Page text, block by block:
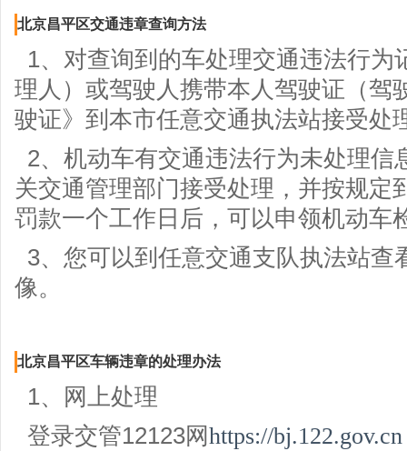
北京昌平区交通违章查询方法
1、对查询到的车处理交通违法行为
理人）或驾驶人携带本人驾驶证（驾
驶证》到本市任意交通执法站接受处
2、机动车有交通违法行为未处理信
关交通管理部门接受处理，并按规定
罚款一个工作日后，可以申领机动车
3、您可以到任意交通支队执法站查
像。
北京昌平区车辆违章的处理办法
1、网上处理
登录交管12123网https://bj.122.gov.cn